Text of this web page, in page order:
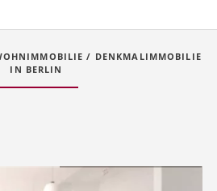
/ DENKMALIMMOBILIE
IN BERLIN